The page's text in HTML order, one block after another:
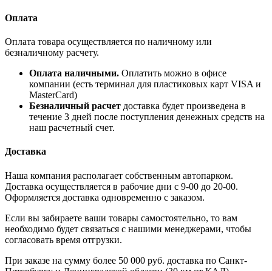
Оплата
Оплата товара осуществляется по наличному или
безналичному расчету.
Оплата наличными. Оплатить можно в офисе
компании (есть терминал для пластиковых карт VISA и
MasterCard)
Безналичный расчет доставка будет произведена в
течение 3 дней после поступления денежных средств на
наш расчетный счет.
Доставка
Наша компания располагает собственным автопарком.
Доставка осуществляется в рабочие дни с 9-00 до 20-00.
Оформляется доставка одновременно с заказом.
Если вы забираете ваши товары самостоятельно, то вам
необходимо будет связаться с нашими менеджерами, чтобы
согласовать время отгрузки.
При заказе на сумму более 50 000 руб. доставка по Санкт-